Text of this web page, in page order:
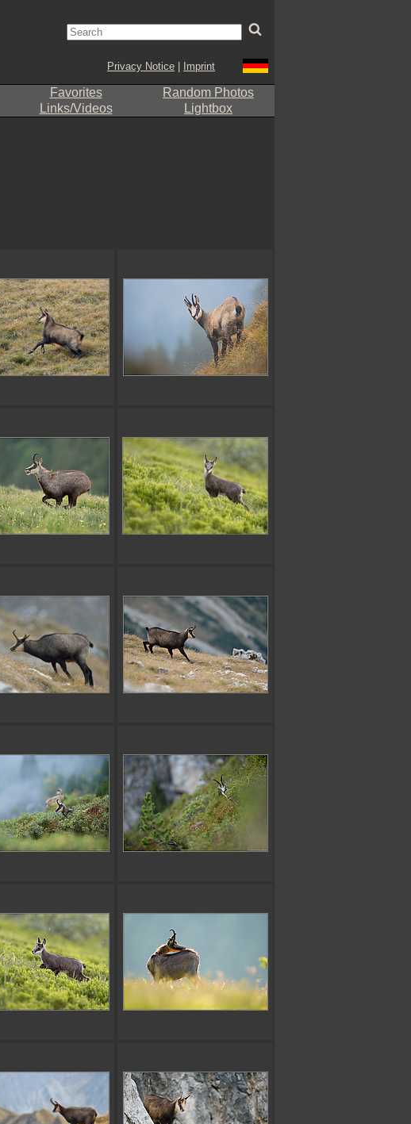
Privacy Notice Imprint
Favorites
Random Photos
Links/Videos Lightbox